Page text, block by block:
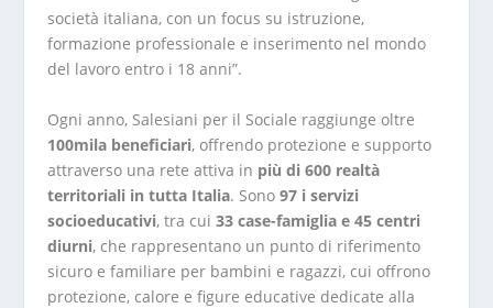
società italiana, con un focus su istruzione,
formazione professionale e inserimento nel mondo
del lavoro entro i 18 anni”.
Ogni anno, Salesiani per il Sociale raggiunge oltre
100mila beneficiari, offrendo protezione e supporto
attraverso una rete attiva in più di 600 realtà
territoriali in tutta Italia. Sono 97 i servizi
socioeducativi, tra cui 33 case-famiglia e 45 centri
diurni, che rappresentano un punto di riferimento
sicuro e familiare per bambini e ragazzi, cui offrono
protezione, calore e figure educative dedicate alla